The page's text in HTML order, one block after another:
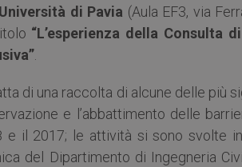
di Pavia (Aula EF3, via
“L’esperienza della
di una raccolta di alcune delle più
e l’abbattimento delle
e il 2017; le attività si sono svolte
del Dipartimento di Ingegneria